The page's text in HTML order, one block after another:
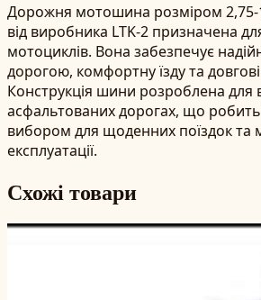
Дорожня мотошина розміром 2,75-
від виробника LTK-2 призначена
мотоциклів. Вона забезпечує
дорогою, комфортну їзду та
Конструкція шини розроблена для
асфальтованих дорогах, що
вибором для щоденних поїздок та
експлуатації.
Схожі товари